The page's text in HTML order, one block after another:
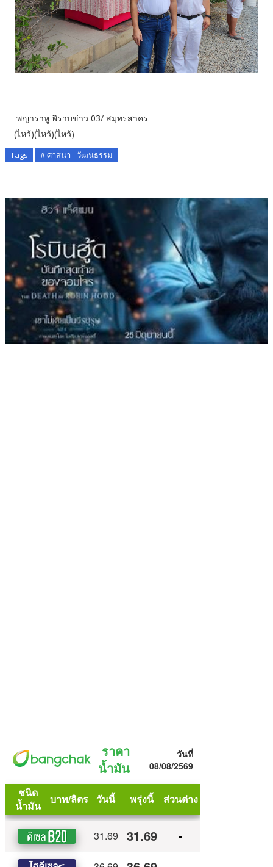
พญาราหู พิราบข่าว 03/ สมุทรสาคร
(ไหว้)(ไหว้)(ไหว้)
Tags # ศาสนา - วัฒนธรรม